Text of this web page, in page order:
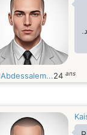
Abdessalem...24 ans